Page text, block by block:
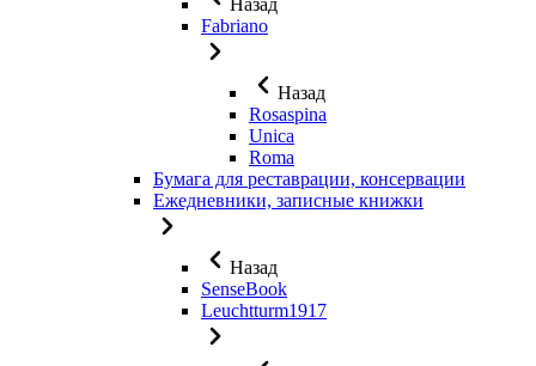
Назад
Fabriano
Назад
Rosaspina
Unica
Roma
Бумага для реставрации, консервации
Ежедневники, записные книжки
Назад
SenseBook
Leuchtturm1917